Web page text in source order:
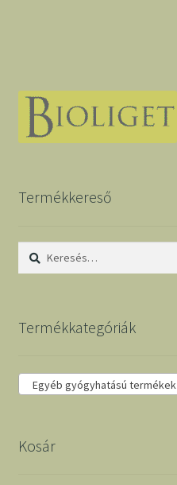
Termékkereső
Keresés:
Termékkategóriák
Egyéb gyógyhatású termékek
Kosár